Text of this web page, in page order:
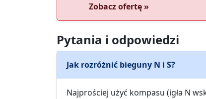
Zobacz ofertę »
Pytania i odpowiedzi
Jak rozróżnić bieguny N i S?
Najprościej użyć kompasu (igła N